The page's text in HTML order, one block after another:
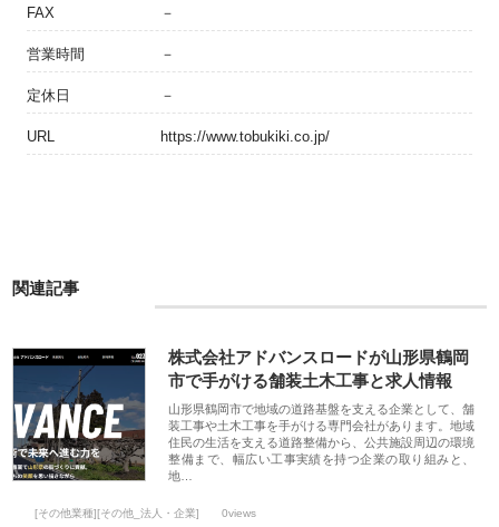
FAX －
営業時間 －
定休日 －
URL https://www.tobukiki.co.jp/
関連記事
株式会社アドバンスロードが山形県鶴岡
市で手がける舗装土木工事と求人情報
山形県鶴岡市で地域の道路基盤を支える企業として、舗
装工事や土木工事を手がける専門会社があります。地域
住民の生活を支える道路整備から、公共施設周辺の環境
整備まで、幅広い工事実績を持つ企業の取り組みと、
地…
[その他業種][その他_法人・企業] 0views